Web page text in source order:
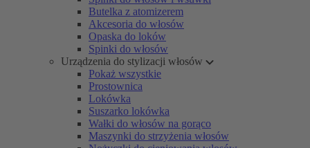
Butelka z atomizerem
Akcesoria do włosów
Opaska do loków
Spinki do włosów
Urządzenia do stylizacji włosów
Pokaż wszystkie
Prostownica
Lokówka
Suszarko lokówka
Wałki do włosów na gorąco
Maszynki do strzyżenia włosów